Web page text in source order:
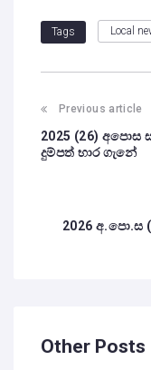
Tags Local
Previous article
2025 (26) අපොස
දුම්පත් භාර ගැනේ
2026
Other Posts